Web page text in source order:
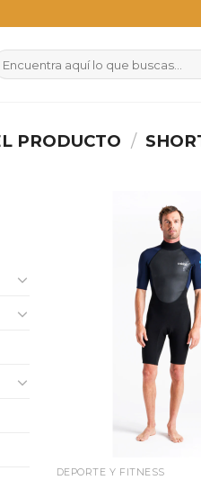
PRODUCTO /
DEPORTE Y FITNESS